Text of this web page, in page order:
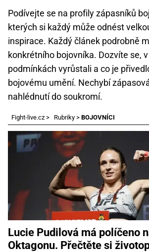
Podívejte se na profily zápasníků
kterých si každý může odnést
inspirace. Každý článek podrobně
konkrétního bojovníka. Dozvíte se,
podmínkách vyrůstali a co je
bojovému umění. Nechybí
nahlédnutí do soukromí.
Fight-live.cz > Rubriky > BOJOVNÍCI
Lucie Pudilová má políčeno
Oktagonu. Přečtěte si